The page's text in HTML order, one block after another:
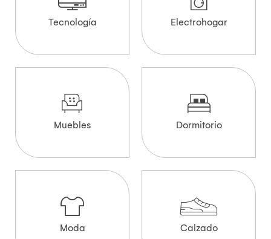
Tecnología Electrohogar
Muebles Dormitorio
Moda Calzado